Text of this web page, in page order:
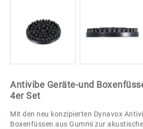
Antivibe Geräte-und
4er Set
Mit den neu konzipierten Dynavox
Boxenfüssen aus Gummi zur